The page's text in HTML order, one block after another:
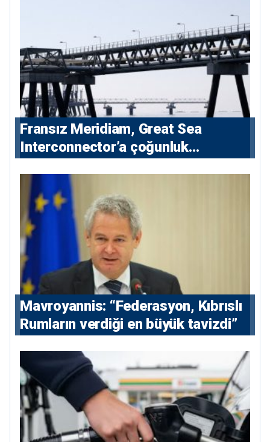
Fransız Meridiam, Great Sea
Interconnector’a çoğunluk
Mavroyannis: “Federasyon, Kıbrıslı
Rumların verdiği en büyük tavizdi”